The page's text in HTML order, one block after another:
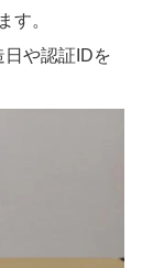
す。
や認証IDを